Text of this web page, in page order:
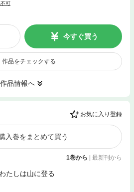
可
今すぐ買う
作品をチェックする
作品情報へ
お気に入り登録
入巻をまとめて買う
1巻から | 最新刊から
たしは山に登る